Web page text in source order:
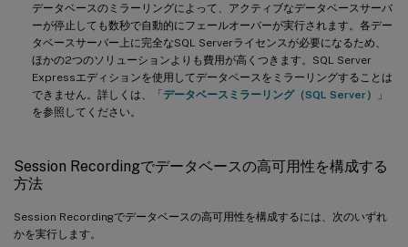
データベースのミラーリングによって、アクティブなデータベースサーバ
ーが停止しても数秒で自動的にフェールオーバーが実行されます。各デー
タベースサーバー上に完全なSQL Serverライセンスが必要になるため、
ほかの2つのソリューションよりも費用が高くつきます。SQL Server
Expressエディションを使用してデータベースをミラーリングすることは
できません。詳しくは、「データベースミラーリング（SQL Server）
」
を参照してください。
Session Recordingでデータベースの高可用性を構成する
方法
Session Recordingでデータベースの高可用性を構成するには、次のいずれ
かを実行します。